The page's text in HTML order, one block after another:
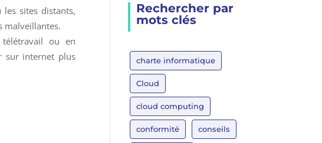
sites distants,
malveillantes.
ou en
sur internet plus
Rechercher par
mots clés
charte informatique
Cloud
cloud computing
conformité conseils